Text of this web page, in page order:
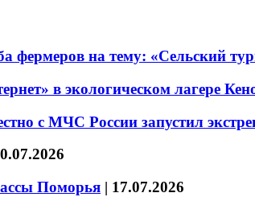
фермеров на тему: «Сельский
в экологическом лагере
с МЧС России запустил
Поморья | 17.07.2026